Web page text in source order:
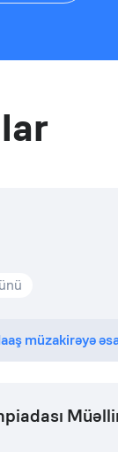
müzakirəyə
Olimpiadası